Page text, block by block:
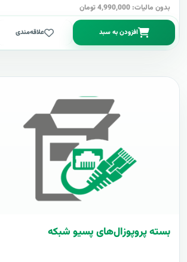
بدون مالیات: 4,990,000 تومان
افزودن به سبد علاقه‌مندی
بسته پروپوزال‌های پسیو شبکه